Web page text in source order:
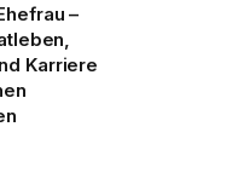
–
Karriere